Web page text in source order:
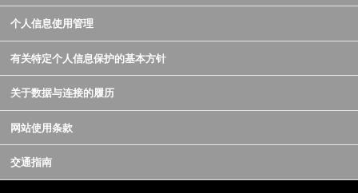
个人信息使用管理
有关特定个人信息保护的基本方针
关于数据与连接的履历
网站使用条款
交通指南